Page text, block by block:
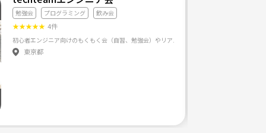
勉強会 プログラミング 飲み会
★★★★★ 4件
初心者エンジニア向けのもくもく会（自習、勉強会）やリアルでの交流会を開催しています。
東京都